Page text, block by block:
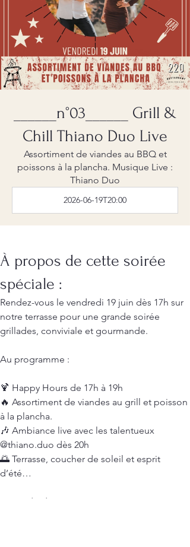
______n°03______ Grill &
Chill Thiano Duo Live
Assortiment de viandes au BBQ et
poissons à la plancha. Musique Live :
Thiano Duo
2026-06-19T20:00
À propos de cette soirée
spéciale :
Rendez-vous le vendredi 19 juin dès 17h sur
notre terrasse pour une grande soirée
grillades, conviviale et gourmande.
Au programme :
🍹 Happy Hours de 17h à 19h
🔥 Assortiment de viandes au grill et poisson
à la plancha.
🎶 Ambiance live avec les talentueux
@thiano.duo dès 20h
🌅 Terrasse, coucher de soleil et esprit
d’été…
📅 Vendredi 19 juin